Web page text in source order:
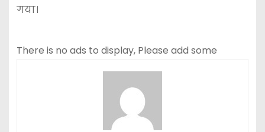
गया।
There is no ads to display, Please add some